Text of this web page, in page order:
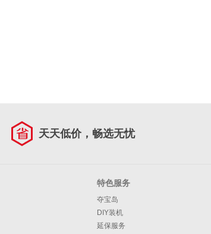
天天低价，畅选无忧
特色服务
夺宝岛
DIY装机
延保服务